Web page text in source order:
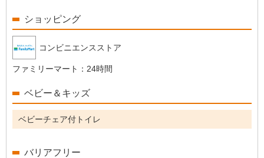
ショッピング
コンビニエンスストア
ファミリーマート： 24時間
ベビー＆キッズ
ベビーチェア付トイレ
バリアフリー